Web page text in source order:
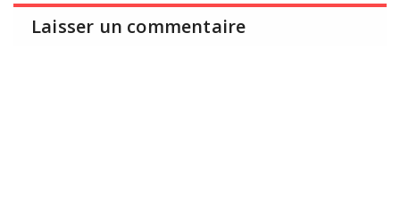
Laisser un commentaire